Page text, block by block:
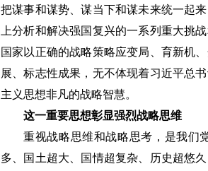
把谋事和谋势、谋当下和谋未来统一起
上分析和解决强国复兴的一系列重大挑
国家以正确的战略策略应变局、育新机
展、标志性成果，无不体现着习近平总
主义思想非凡的战略智慧。
这一重要思想彰显强烈战略思维
重视战略思维和战略思考，是我们
多、国土超大、国情超复杂、历史超悠